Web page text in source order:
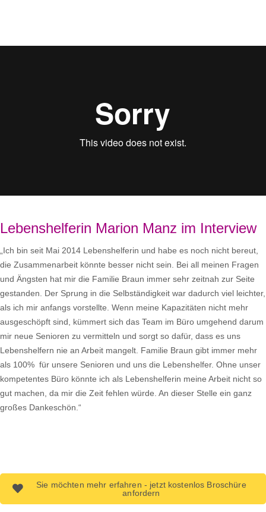
Lebenshelferin Marion Manz im Interview
„Ich bin seit Mai 2014 Lebenshelferin und habe es noch nicht bereut,
die Zusammenarbeit könnte besser nicht sein. Bei all meinen Fragen
und Ängsten hat mir die Familie Braun immer sehr zeitnah zur Seite
gestanden. Der Sprung in die Selbständigkeit war dadurch viel leichter,
als ich mir anfangs vorstellte. Wenn meine Kapazitäten nicht mehr
ausgeschöpft sind, kümmert sich das Team im Büro umgehend darum
mir neue Senioren zu vermitteln und sorgt so dafür, dass es uns
Lebenshelfern nie an Arbeit mangelt. Familie Braun gibt immer mehr
als 100% für unsere Senioren und uns die Lebenshelfer. Ohne unser
kompetentes Büro könnte ich als Lebenshelferin meine Arbeit nicht so
gut machen, da mir die Zeit fehlen würde. An dieser Stelle ein ganz
großes Dankeschön.“
Sie möchten mehr erfahren - jetzt kostenlos Broschüre
anfordern